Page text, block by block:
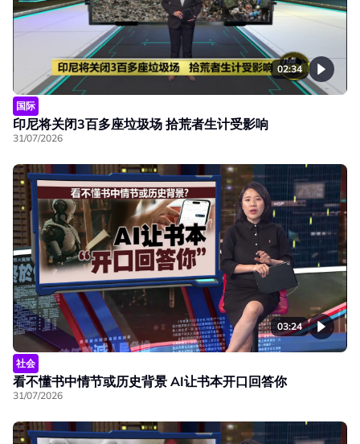
02:34
国际
印尼将关闭3百多座垃圾场 拾荒者生计受影响
31/07/2026
03:24
社会
看不懂书中情节或历史背景 AI让书本开口回答你
31/07/2026